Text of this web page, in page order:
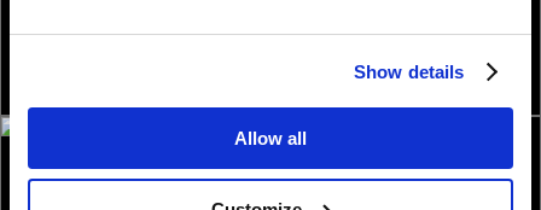
Show details
Allow all